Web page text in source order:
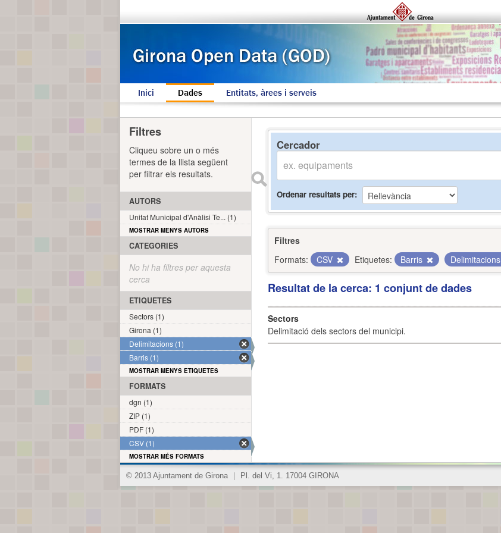
Inici Dades Entitats, àrees i serveis
Cercador
Ordenar resultats per
Filtres
Formats:
CSV Etiquetes: Barris Delimitacions
Resultat de la cerca: 1 conjunt de dades
Sectors
Delimitació dels sectors del municipi.
Filtres
Cliqueu sobre un o més
termes de la llista següent
per filtrar els resultats.
AUTORS
Unitat Municipal d'Anàlisi Te... (1)
MOSTRAR MENYS AUTORS
CATEGORIES
No hi ha filtres per aquesta
cerca
ETIQUETES
Sectors (1)
Girona (1)
Delimitacions (1)
Barris (1)
MOSTRAR MENYS ETIQUETES
FORMATS
dgn (1)
ZIP (1)
PDF (1)
CSV (1)
MOSTRAR MÉS FORMATS
© 2013 Ajuntament de Girona Pl. del Vi, 1. 17004 GIRONA